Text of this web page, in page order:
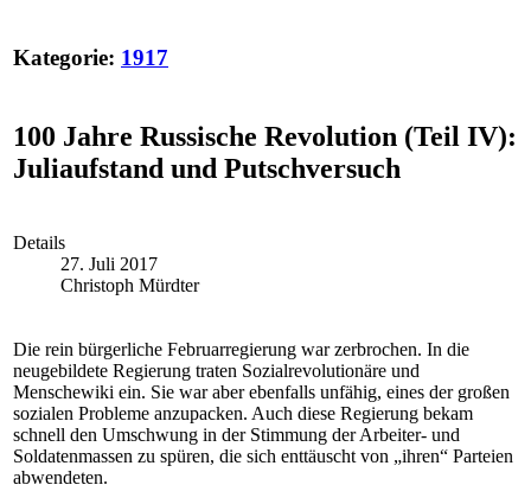
Kategorie: 1917
100 Jahre Russische Revolution (Teil IV):
Juliaufstand und Putschversuch
Details
27. Juli 2017
Christoph Mürdter
Die rein bürgerliche Februarregierung war zerbrochen. In die
neugebildete Regierung traten Sozialrevolutionäre und
Menschewiki ein. Sie war aber ebenfalls unfähig, eines der großen
sozialen Probleme anzupacken. Auch diese Regierung bekam
schnell den Umschwung in der Stimmung der Arbeiter- und
Soldatenmassen zu spüren, die sich enttäuscht von „ihren“ Parteien
abwendeten.